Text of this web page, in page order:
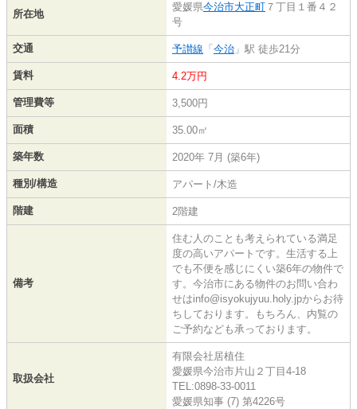
所在地
愛媛県今治市大正町 ７丁目１番４２
号
交通 予讃線 「 今治 」駅 徒歩21分
賃料 4.2万円
管理費等 3,500円
面積 35.00㎡
築年数 2020年 7月 (築6年)
種別/構造 アパート/木造
階建 2階建
備考
住む人のことも考えられている満足
度の高いアパートです。生活する上
でも不便を感じにくい築6年の物件で
す。今治市にある物件のお問い合わ
せはinfo@isyokujyuu.holy.jpからお待
ちしております。もちろん、内覧の
ご予約なども承っております。
取扱会社
有限会社居植住
愛媛県今治市片山２丁目4-18
TEL:0898-33-0011
愛媛県知事 (7) 第4226号